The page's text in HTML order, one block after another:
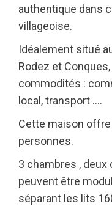
authentique dans
villageoise.
Idéalement situé
Rodez et
commodités :
local, transport ….
Cette maison
personnes.
3 chambres ,
peuvent être
séparant les lits